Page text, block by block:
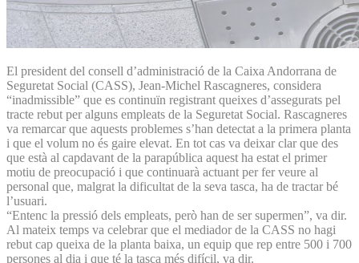
El president del consell d’administració de la Caixa Andorrana de
Seguretat Social (CASS), Jean-Michel Rascagneres, considera
“inadmissible” que es continuïn registrant queixes d’assegurats pel
tracte rebut per alguns empleats de la Seguretat Social. Rascagneres
va remarcar que aquests problemes s’han detectat a la primera planta
i que el volum no és gaire elevat. En tot cas va deixar clar que des
que està al capdavant de la parapública aquest ha estat el primer
motiu de preocupació i que continuarà actuant per fer veure al
personal que, malgrat la dificultat de la seva tasca, ha de tractar bé
l’usuari.
“Entenc la pressió dels empleats, però han de ser supermen”, va dir.
Al mateix temps va celebrar que el mediador de la CASS no hagi
rebut cap queixa de la planta baixa, un equip que rep entre 500 i 700
persones al dia i que té la tasca més difícil, va dir.